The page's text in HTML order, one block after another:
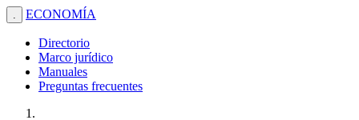
. ECONOMÍA
Directorio
Marco jurídico
Manuales
Preguntas frecuentes